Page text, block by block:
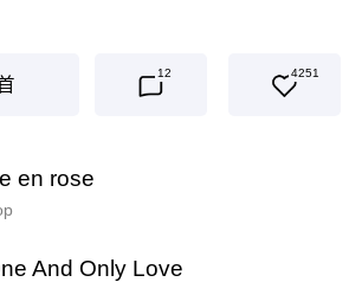
12 4251
en rose
And Only Love